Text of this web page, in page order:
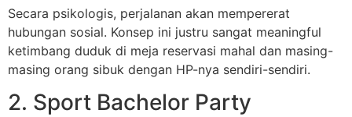
Secara psikologis, perjalanan akan mempererat
hubungan sosial. Konsep ini justru sangat meaningful
ketimbang duduk di meja reservasi mahal dan masing-
masing orang sibuk dengan HP-nya sendiri-sendiri.
2. Sport Bachelor Party